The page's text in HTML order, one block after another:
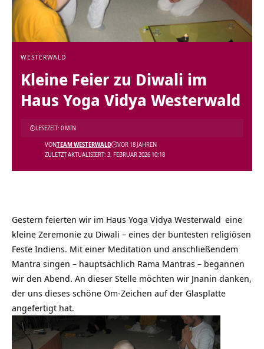
WESTERWALD
Kleine Feier zu Diwali im
Haus Yoga Vidya Westerwald
ZULETZT AKTUALISIERT: 3. FEBRUAR 2026 10:18
VONTEAM WESTERWALD VOR 18 JAHREN
LESEZEIT: 0 MIN
Gestern feierten wir im Haus Yoga Vidya Westerwald eine
kleine Zeremonie zu Diwali – eines der buntesten religiösen
Feste Indiens. Mit einer Meditation und anschließendem
Mantra singen – hauptsächlich Rama Mantras – begannen
wir den Abend. An dieser Stelle möchten wir Jnanin danken,
der uns dieses schöne Om-Zeichen auf der Glasplatte
angefertigt hat.